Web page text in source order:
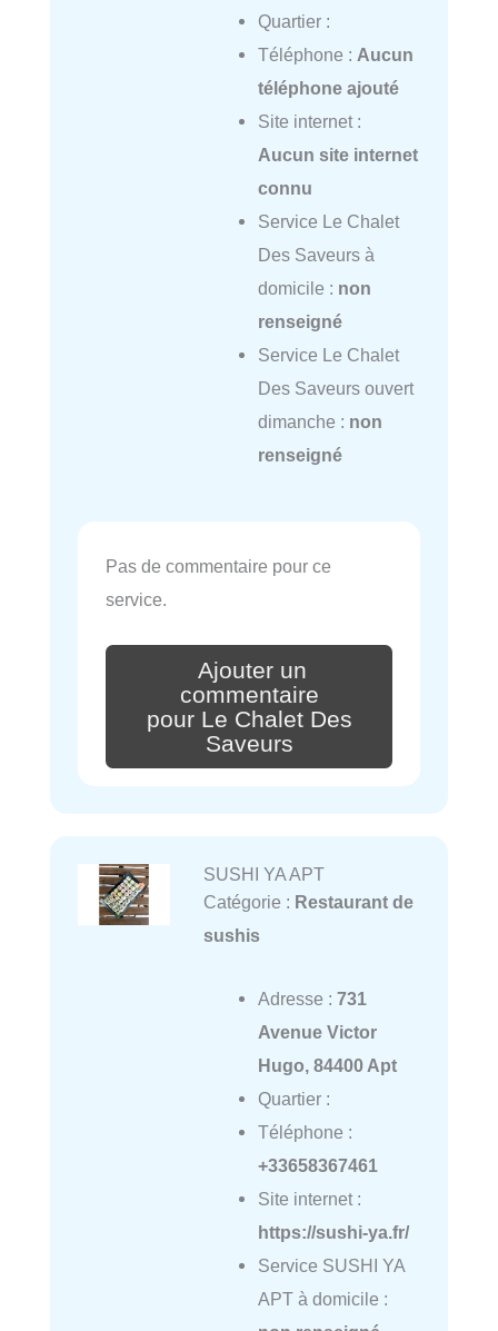
Quartier :
Téléphone : Aucun
téléphone ajouté
Site internet :
Aucun site internet
connu
Service Le Chalet
Des Saveurs à
domicile : non
renseigné
Service Le Chalet
Des Saveurs ouvert
dimanche : non
renseigné
Pas de commentaire pour ce
service.
Ajouter un
commentaire
pour Le Chalet Des
Saveurs
SUSHI YA APT
Catégorie : Restaurant de
sushis
Adresse : 731
Avenue Victor
Hugo, 84400 Apt
Quartier :
Téléphone :
+33658367461
Site internet :
https://sushi-ya.fr/
Service SUSHI YA
APT à domicile :